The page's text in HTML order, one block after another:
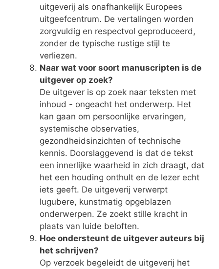
uitgeverij als onafhankelijk Europees
uitgeefcentrum. De vertalingen worden
zorgvuldig en respectvol geproduceerd,
zonder de typische rustige stijl te
verliezen.
Naar wat voor soort manuscripten is de
uitgever op zoek?
De uitgever is op zoek naar teksten met
inhoud - ongeacht het onderwerp. Het
kan gaan om persoonlijke ervaringen,
systemische observaties,
gezondheidsinzichten of technische
kennis. Doorslaggevend is dat de tekst
een innerlijke waarheid in zich draagt, dat
het een houding onthult en de lezer echt
iets geeft. De uitgeverij verwerpt
lugubere, kunstmatig opgeblazen
onderwerpen. Ze zoekt stille kracht in
plaats van luide beloften.
Hoe ondersteunt de uitgever auteurs bij
het schrijven?
Op verzoek begeleidt de uitgeverij het